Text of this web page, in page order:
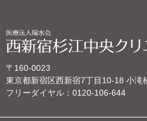
〒160-0023
東京都新宿区西新宿7丁目10‐18 小滝
フリーダイヤル： 0120-106-644